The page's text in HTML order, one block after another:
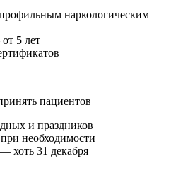
наркологическим
5 лет
пациентов
и праздников
необходимости
хоть 31 декабря